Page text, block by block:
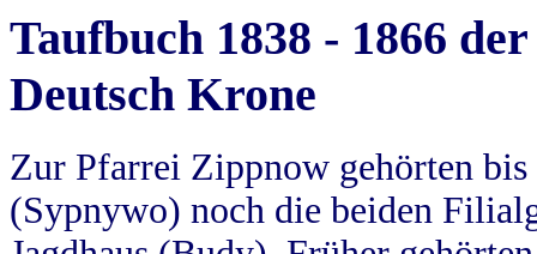
Taufbuch 1838 - 1866
Deutsch Krone
Zur Pfarrei Zippnow gehörten
(Sypnywo) noch die beiden